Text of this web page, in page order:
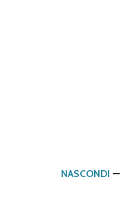
NASCONDI